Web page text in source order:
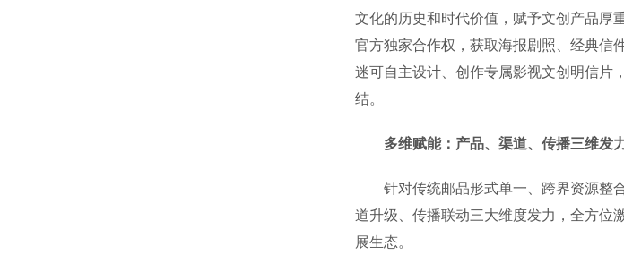
文化的历史和时代价值，赋予文创产品厚
官方独家合作权，获取海报剧照、经典信
迷可自主设计、创作专属影视文创明信片
结。
多维赋能：产品、渠道、传播三维发
针对传统邮品形式单一、跨界资源整合
道升级、传播联动三大维度发力，全方位
展生态。